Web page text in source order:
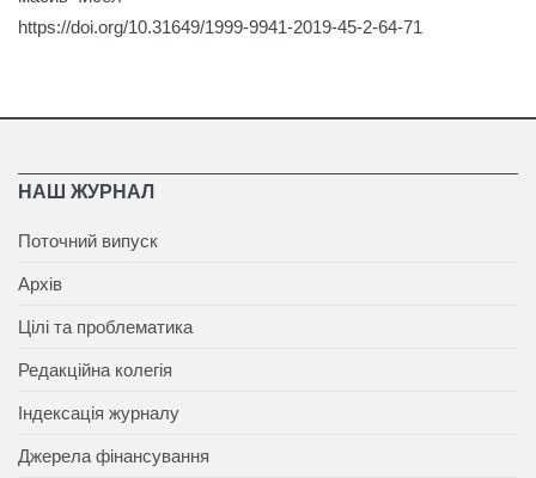
https://doi.org/10.31649/1999-9941-2019-45-2-64-71
НАШ ЖУРНАЛ
Поточний випуск
Архів
Цілі та проблематика
Редакційна колегія
Індексація журналу
Джерела фінансування